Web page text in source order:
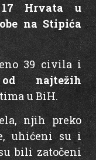
17 Hrvata u
na Stipića
39 civila i
najtežih
u BiH.
njih preko
uhićeni su i
bili zatočeni